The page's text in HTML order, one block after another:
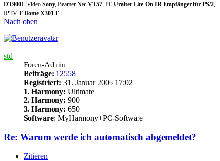
DT9001, Video Sony, Beamer Nec VT57, PC Uralter Lite-On IR Empfänger für PS/2,
IPTV T-Home X301 T
Nach oben
std
Foren-Admin
Beiträge: 12558
Registriert: 31. Januar 2006 17:02
1. Harmony: Ultimate
2. Harmony: 900
3. Harmony: 650
Software: MyHarmony+PC-Software
Re: Warum werde ich automatisch abgemeldet?
Zitieren